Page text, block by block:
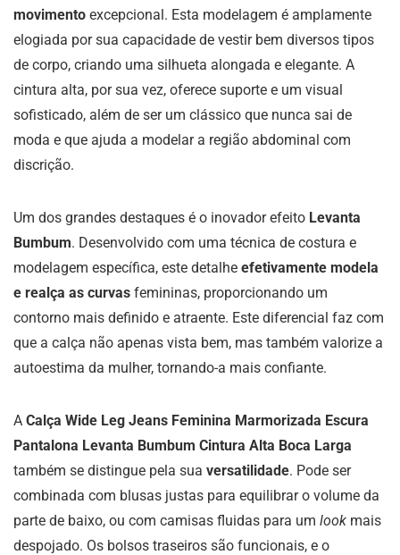
movimento excepcional. Esta modelagem é amplamente
elogiada por sua capacidade de vestir bem diversos tipos
de corpo, criando uma silhueta alongada e elegante. A
cintura alta, por sua vez, oferece suporte e um visual
sofisticado, além de ser um clássico que nunca sai de
moda e que ajuda a modelar a região abdominal com
discrição.
Um dos grandes destaques é o inovador efeito Levanta
Bumbum. Desenvolvido com uma técnica de costura e
modelagem específica, este detalhe efetivamente modela
e realça as curvas femininas, proporcionando um
contorno mais definido e atraente. Este diferencial faz com
que a calça não apenas vista bem, mas também valorize a
autoestima da mulher, tornando-a mais confiante.
A Calça Wide Leg Jeans Feminina Marmorizada Escura
Pantalona Levanta Bumbum Cintura Alta Boca Larga
também se distingue pela sua versatilidade. Pode ser
combinada com blusas justas para equilibrar o volume da
parte de baixo, ou com camisas fluidas para um look mais
despojado. Os bolsos traseiros são funcionais, e o